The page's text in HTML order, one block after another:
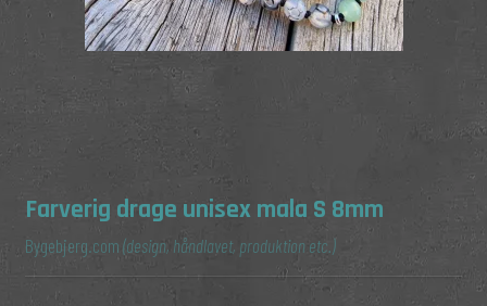
Farverig drage unisex mala S 8mm
Bygebjerg.com(design, håndlavet, produktion etc.)